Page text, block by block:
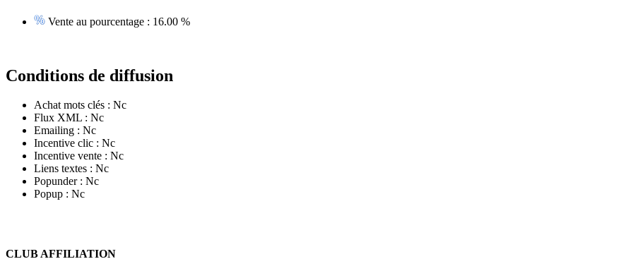
Vente au pourcentage : 16.00 %
Conditions de diffusion
Achat mots clés : Nc
Flux XML : Nc
Emailing : Nc
Incentive clic : Nc
Incentive vente : Nc
Liens textes : Nc
Popunder : Nc
Popup : Nc
CLUB AFFILIATION